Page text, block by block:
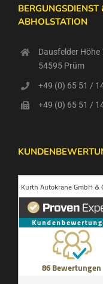
ABHOLSTATION
Dausfelder Höhe
54595 Prüm
+49 (0) 65 51 /
+49 (0) 65 51 /